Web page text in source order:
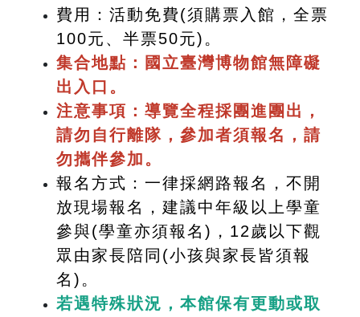
費用：活動免費(須購票入館，全票
100元、半票50元) 。
集合地點：國立臺灣博物館無障礙
出入口。
注意事項：導覽全程採團進團出，
請勿自行離隊，參加者須報名，請
勿攜伴參加。
報名方式：一律採網路報名，不開
放現場報名，建議中年級以上學童
參與(學童亦須報名)，12歲以下觀
眾由家長陪同(小孩與家長皆須報
名)。
若遇特殊狀況，本館保有更動或取